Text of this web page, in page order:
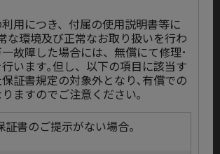
用につき、付属の使用説明書等に
な環境及び正常なお取り扱いを行わ
故障した場合には、無償にて修理･
います｡但し、以下の項目に該当す
証書規定の対象外となり､有償での
ますのでご注意ください｡
証書のご提示がない場合。